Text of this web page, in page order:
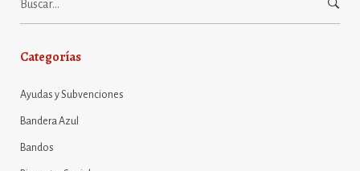
Categorías
Ayudas y Subvenciones
Bandera Azul
Bandos